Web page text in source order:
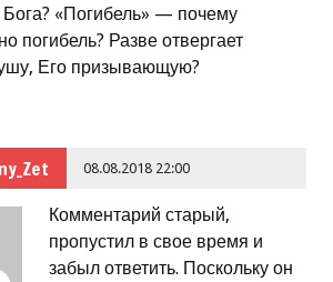
Бога? «Погибель» — почему
погибель? Разве отвергает
Его призывающую?
08.08.2018 22:00
Комментарий старый,
пропустил в свое время и
забыл ответить. Поскольку он